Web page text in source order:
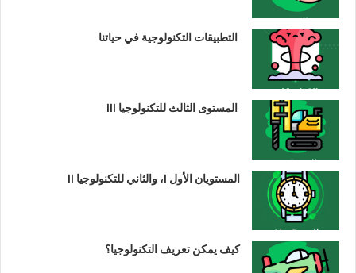
التطبيقات التكنولوجية في حياتنا
المستوى الثالث للتكنولوجيا III
المستويان الأول I، والثاني للتكنولوجيا II
كيف يمكن تعريف التكنولوجيا؟